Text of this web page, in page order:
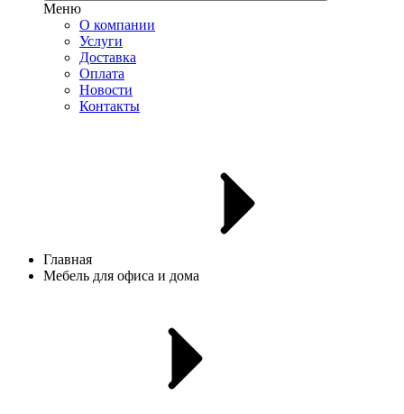
Меню
О компании
Услуги
Доставка
Оплата
Новости
Контакты
Главная
Мебель для офиса и дома